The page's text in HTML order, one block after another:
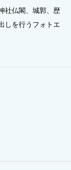
社仏閣、城郭、歴
しを行うフォトエ